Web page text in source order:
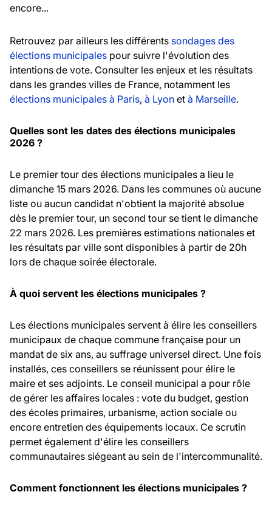
encore...
Retrouvez par ailleurs les différents sondages des
élections municipales pour suivre l'évolution des
intentions de vote. Consulter les enjeux et les résultats
dans les grandes villes de France, notamment les
élections municipales à Paris, à Lyon et à Marseille.
Quelles sont les dates des élections municipales
2026 ?
Le premier tour des élections municipales a lieu le
dimanche 15 mars 2026. Dans les communes où aucune
liste ou aucun candidat n'obtient la majorité absolue
dès le premier tour, un second tour se tient le dimanche
22 mars 2026. Les premières estimations nationales et
les résultats par ville sont disponibles à partir de 20h
lors de chaque soirée électorale.
À quoi servent les élections municipales ?
Les élections municipales servent à élire les conseillers
municipaux de chaque commune française pour un
mandat de six ans, au suffrage universel direct. Une fois
installés, ces conseillers se réunissent pour élire le
maire et ses adjoints. Le conseil municipal a pour rôle
de gérer les affaires locales : vote du budget, gestion
des écoles primaires, urbanisme, action sociale ou
encore entretien des équipements locaux. Ce scrutin
permet également d'élire les conseillers
communautaires siégeant au sein de l'intercommunalité.
Comment fonctionnent les élections municipales ?